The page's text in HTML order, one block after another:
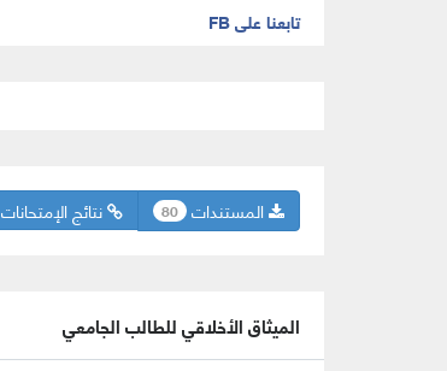
تابعنا على FB
نتائج الإمتحانات المستندات 80
الميثاق الأخلاقي للطالب الجامعي